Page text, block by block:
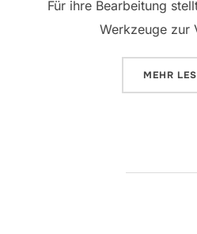
Für ihre Bearbeitung
Werkzeuge zur
MEHR